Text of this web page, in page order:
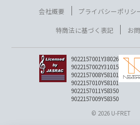
会社概要 プライバシーポリシ
特商法に基づく表記
お
9022157001Y38026
9022157002Y31015
9022157008Y58101
9022157010Y58101
9022157011Y58350
9022157009Y58350
© 2026 U-FRET